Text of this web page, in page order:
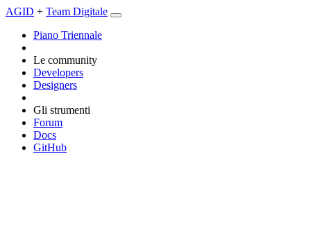
AGID + Team Digitale
Piano Triennale
Le community
Developers
Designers
Gli strumenti
Forum
Docs
GitHub